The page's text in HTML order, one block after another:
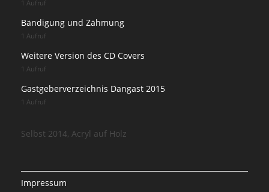
1 Aufruf
Bändigung und Zähmung
1 Aufruf
Weitere Version des CD Covers
1 Aufruf
Gastgeberverzeichnis Dangast 2015
1 Aufruf
Selbst 2014, Acryl auf Holz
Impressum